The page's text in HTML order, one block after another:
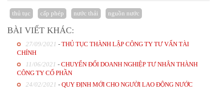
thủ tục cấp phép nước thải nguồn nước
BÀI VIẾT KHÁC:
27/09/2021 - THỦ TỤC THÀNH LẬP CÔNG TY TƯ VẤN TÀI
CHÍNH
11/06/2021 - CHUYỂN ĐỔI DOANH NGHIỆP TƯ NHÂN THÀNH
CÔNG TY CỔ PHẦN
24/02/2021 - QUY ĐỊNH MỚI CHO NGƯỜI LAO ĐỘNG NƯỚC